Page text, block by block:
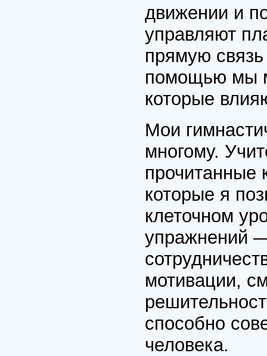
движении и
управляют
прямую
помощью мы
которые
Мои
многому.
прочитанные
которые я
клеточном
упражнений
мотивации,
способно
человека.